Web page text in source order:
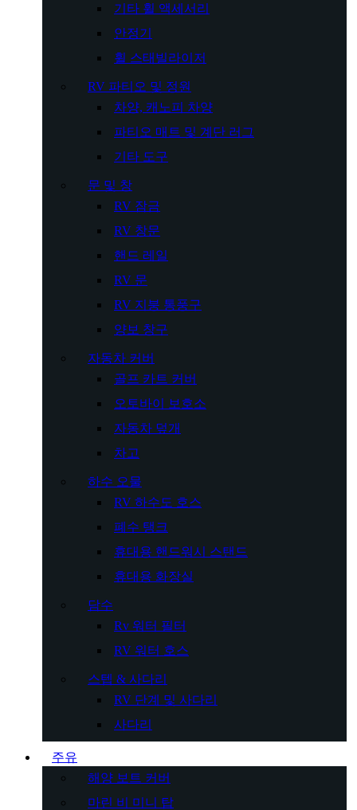
기타 휠 액세서리
안정기
휠 스태빌라이저
RV 파티오 및 정원
차양, 캐노피 차양
파티오 매트 및 계단 러그
기타 도구
문 및 창
RV 잠금
RV 창문
핸드 레일
RV 문
RV 지붕 통풍구
양보 창구
자동차 커버
골프 카트 커버
오토바이 보호소
자동차 덮개
차고
하수 오물
RV 하수도 호스
폐수 탱크
휴대용 핸드워시 스탠드
휴대용 화장실
담수
Rv 워터 필터
RV 워터 호스
스텝 & 사다리
RV 단계 및 사다리
사다리
주유
해양 보트 커버
마린 비 미니 탑